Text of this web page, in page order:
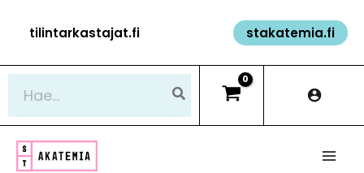
sisältöön
tilintarkastajat.fi stakatemia.fi